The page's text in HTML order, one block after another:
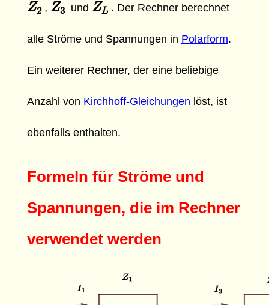
Z2
Z2 , Z3
Z3 und ZL
ZL . Der Rechner berechnet
alle Ströme und Spannungen in Polarform.
Ein weiterer Rechner, der eine beliebige
Anzahl von Kirchhoff-Gleichungen löst, ist
ebenfalls enthalten.
Formeln für Ströme und
Spannungen, die im Rechner
verwendet werden